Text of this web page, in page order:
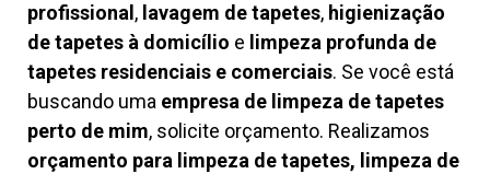
profissional , lavagem de tapetes, higienização
de tapetes à domicílio e limpeza profunda de
tapetes residenciais e comerciais. Se você está
buscando uma empresa de limpeza de tapetes
perto de mim, solicite orçamento. Realizamos
orçamento para limpeza de tapetes, limpeza de